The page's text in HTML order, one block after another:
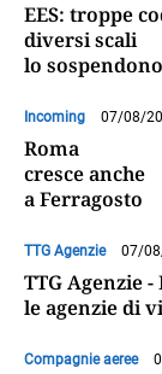
EES: troppe
diversi scali
lo sospendono
Incoming 07/08/
Roma
cresce anche
a Ferragosto
TTG Agenzie 07/
TTG Agenzie
le agenzie di
Compagnie aeree